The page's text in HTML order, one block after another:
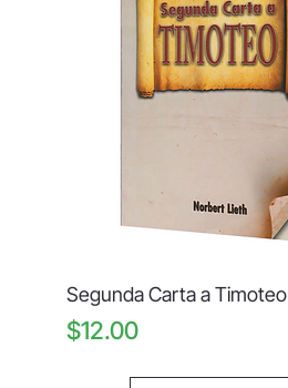
Segunda Carta a Timoteo
Price
$12.00